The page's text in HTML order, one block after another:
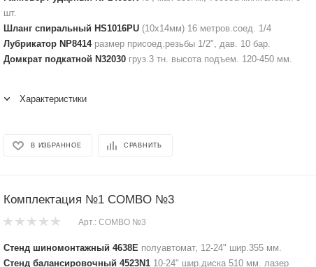
шт.
Шланг спиральный HS1016PU (10х14мм) 16 метров.соед. 1/4
Лубрикатор NP8414размер присоед.резьбы 1/2", дав. 10 бар.
Домкрат подкатной N32030 груз.3 тн. высота подъем. 120-450 мм.
Характеристики
В ИЗБРАННОЕ СРАВНИТЬ
Комплектация №1 COMBO №3
Арт.: COMBO №3
Стенд шиномонтажный 4638E полуавтомат, 12-24" шир.355 мм.
Стенд балансировочный 4523N1 10-24" шир.диска 510 мм. лазер